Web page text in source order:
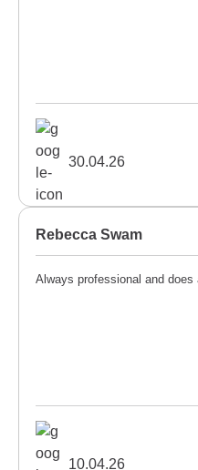
30.04.26
Rebecca Swam
Always professional and does
10.04.26